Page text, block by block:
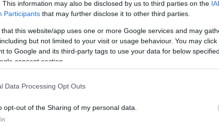
This information may also be disclosed by us to third parties on the
Participants that may further disclose it to other third parties.
that this website/app uses one or more Google services and may
but not limited to your visit or usage behaviour. You may
to Google and its third-party tags to use your data for below
consent section.
Data Processing Opt Outs
opt-out of the Sharing of my personal data.
1
(
ár
)